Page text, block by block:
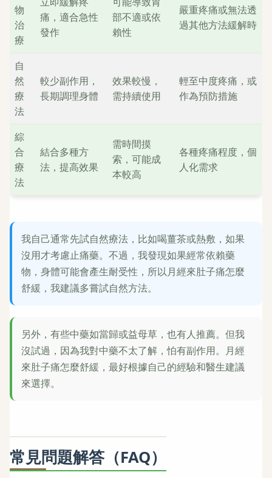
物
治
療
痛，適合急性
發作
部不適或依
賴性
嚴重疼痛或無法透
過其他方法緩解時
自
然
療
法
較少副作用，
長期調理身體
效果較慢，
需持續使用
輕至中度疼痛，或
作為預防措施
綜
合
療
法
結合多種方
法，提高效果
需時間摸
索，可能成
本較高
各種疼痛程度，個
人化需求
我自己通常先試自然療法，比如喝薑茶或熱敷，如果
沒用才考慮止痛藥。不過，我發現如果經常依賴藥
物，身體可能會產生耐受性，所以月經來肚子痛怎麼
舒緩，我建議多嘗試自然方法。
另外，有些中藥如當歸或益母草，也有人推薦。但我
沒試過，因為我對中藥不太了解，怕有副作用。月經
來肚子痛怎麼舒緩，最好根據自己的經驗和醫生建議
來選擇。
常見問題解答（FAQ）